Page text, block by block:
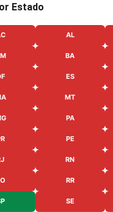
Estado
AL
BA
ES
MT
PA
PE
RN
RR
SE